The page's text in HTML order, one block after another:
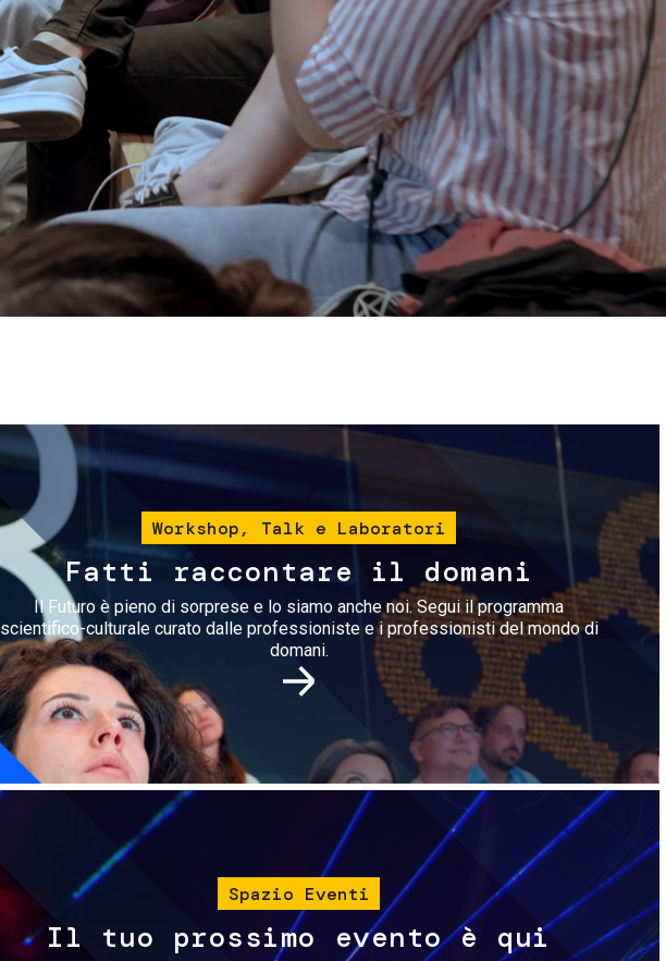
Servizi e accessibilità
Contatti
Biglietti
Immagine
Workshop, Talk e Laboratori
Fatti raccontare il domani
Il Futuro è pieno di sorprese e lo siamo anche noi. Segui il programma
scientifico-culturale curato dalle professioniste e i professionisti del mondo di
domani.
Immagine
Spazio Eventi
Il tuo prossimo evento è qui